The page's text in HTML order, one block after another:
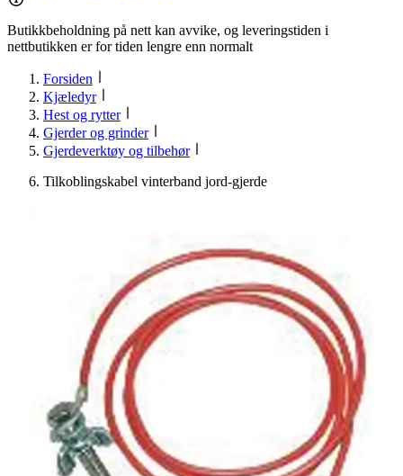
Butikkbeholdning på nett kan avvike, og leveringstiden i
nettbutikken er for tiden lengre enn normalt
Forsiden
Kjæledyr
Hest og rytter
Gjerder og grinder
Gjerdeverktøy og tilbehør
Tilkoblingskabel vinterband jord-gjerde